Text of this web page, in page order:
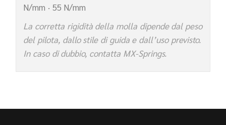
N/mm · 55 N/mm
La corretta rigidità della molla dipende dal peso
del pilota, dallo stile di guida e dall’uso previsto.
In caso di dubbio, contatta MX-Springs.